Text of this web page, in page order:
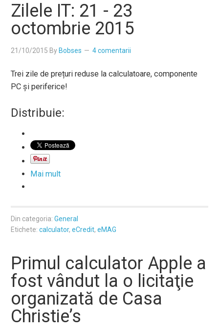
Zilele IT: 21 - 23
octombrie 2015
21/10/2015 By Bobses 4 comentarii
Trei zile de prețuri reduse la calculatoare, componente
PC și periferice!
Distribuie:
Mai mult
Din categoria:General
Etichete:calculator,eCredit,eMAG
Primul calculator Apple a
fost vândut la o licitaţie
organizată de Casa
Christie’s